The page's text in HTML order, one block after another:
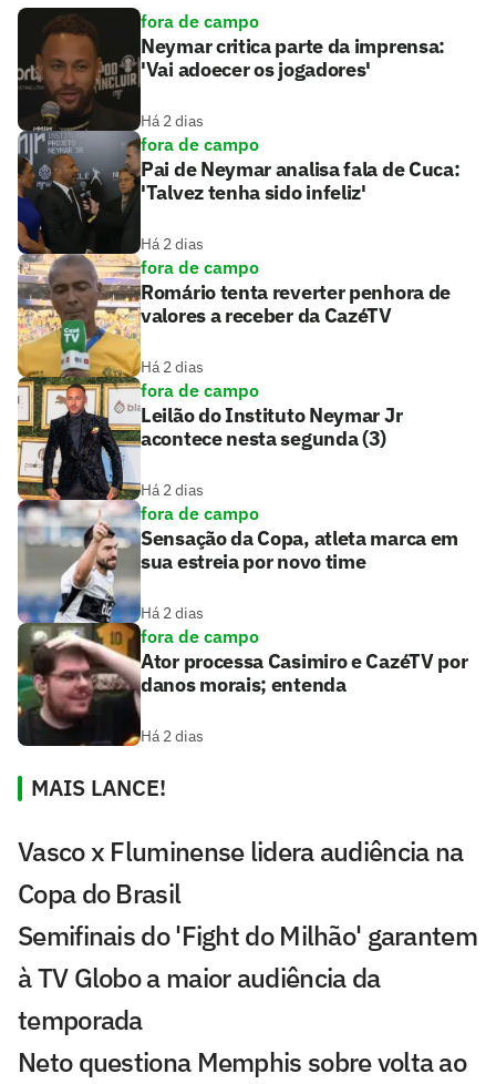
fora de campo
Neymar critica parte da imprensa:
'Vai adoecer os jogadores'
Há 2 dias
fora de campo
Pai de Neymar analisa fala de Cuca:
'Talvez tenha sido infeliz'
Há 2 dias
fora de campo
Romário tenta reverter penhora de
valores a receber da CazéTV
Há 2 dias
fora de campo
Leilão do Instituto Neymar Jr
acontece nesta segunda (3)
Há 2 dias
fora de campo
Sensação da Copa, atleta marca em
sua estreia por novo time
Há 2 dias
fora de campo
Ator processa Casimiro e CazéTV por
danos morais; entenda
Há 2 dias
MAIS LANCE!
Vasco x Fluminense lidera audiência na
Copa do Brasil
Semifinais do 'Fight do Milhão' garantem
à TV Globo a maior audiência da
temporada
Neto questiona Memphis sobre volta ao